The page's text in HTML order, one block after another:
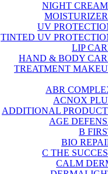
NIGHT
UV
TINTED UV
LIP
HAND & BODY
TREATMENT
ABR
ACNOX
ADDITIONAL
AGE
B
BIO
C THE
CALM